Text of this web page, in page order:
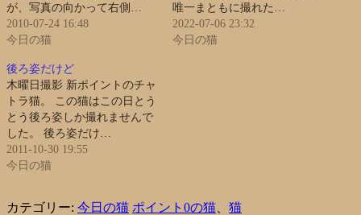
が、写真の向かって右側…
2010-07-24 16:48
今日の猫
唯一まともに撮れた…
2022-07-06 23:32
今日の猫
後ろ姿だけど
木曜日撮影 新ポイントのチャ
トラ猫。 この猫はこの日とう
とう後ろ姿しか撮れませんで
した。 後ろ姿だけ…
2011-10-30 19:55
今日の猫
カテゴリー: 今日の猫 ポイント0の猫 猫